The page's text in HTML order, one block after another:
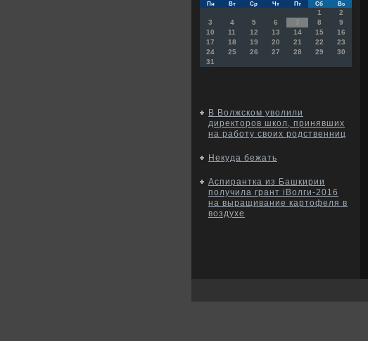
Пн Вт Ср Чт Пт Сб Вс
1
2
3
4 5 6 7 8
9
10
11 12 13 14 15
16
17
18 19 20 21 22
23
24
25 26 27 28 29
30
31
В Волжском уволили
директоров школ, принявших
на работу своих родственниц
Некуда бежать
Аспирантка из Башкирии
получила грант iВолги-2016
на выращивание картофеля в
воздухе